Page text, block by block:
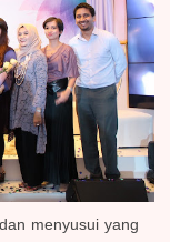
menyusui yang